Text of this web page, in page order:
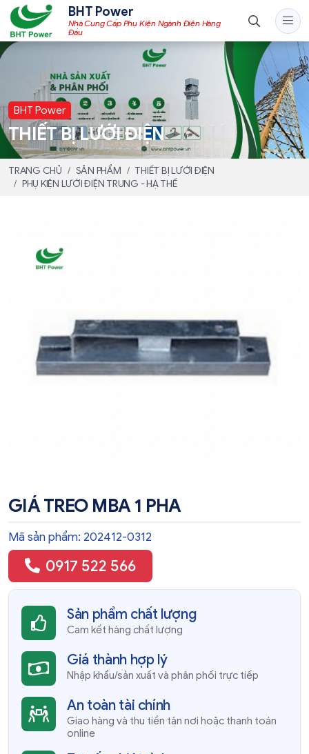
BHT Power
Nhà Cung Cấp Phụ Kiện Ngành Điện Hàng
Đầu
BHT Power
THIẾT BỊ LƯỚI ĐIỆN
TRANG CHỦ SẢN PHẨM
THIẾT BỊ LƯỚI ĐIỆN
PHỤ KIỆN LƯỚI ĐIỆN TRUNG - HẠ THẾ
GIÁ TREO MBA 1 PHA
Mã sản phẩm: 202412-0312
0917 522 566
Sản phẩm chất lượng
Cam kết hàng chất lượng
Giá thành hợp lý
Nhập khẩu/sản xuất và phân phối trực tiếp
An toàn tài chính
Giao hàng và thu tiền tận nơi hoặc thanh toán
online